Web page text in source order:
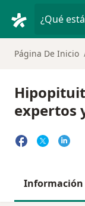
¿Qué
Página De Inicio
expertos
Información